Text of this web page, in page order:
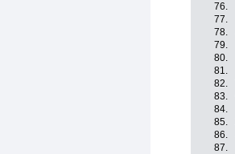
76.
77.
78.
79.
80.
81.
82.
83.
84.
85.
86.
87.